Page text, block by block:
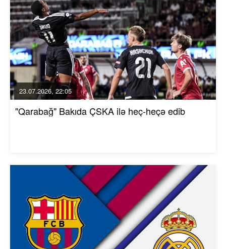
23.07.2026, 22:05
"Qarabağ" Bakıda ÇSKA ilə heç-heçə edib